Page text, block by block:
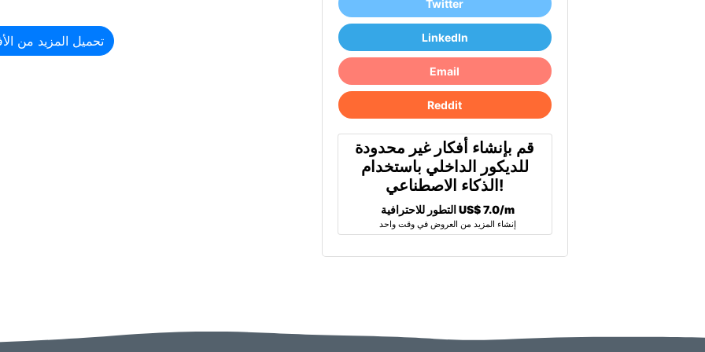
تحميل المزيد من
Twitter
LinkedIn
Email
Reddit
قم بإنشاء أفكار غير محدودة
للديكور الداخلي باستخدام
الذكاء الاصطناعي!
التطور للاحترافيةUS$ 7.0/m
إنشاء المزيد من العروض في وقت واحد